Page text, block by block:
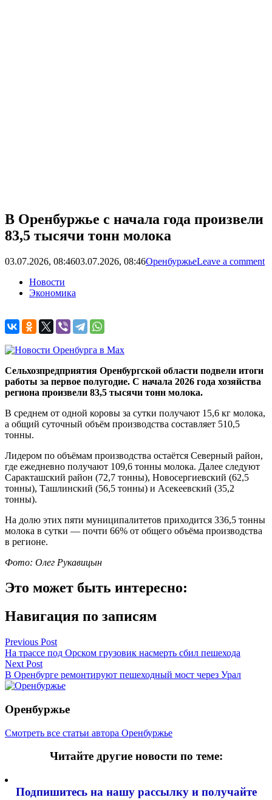
В Оренбуржье с начала года произвели
83,5 тысячи тонн молока
03.07.2026, 08:4603.07.2026, 08:46ОренбуржьеLeave a comment
Новости
Экономика
Сельхозпредприятия Оренбургской области подвели итоги
работы за первое полугодие. С начала 2026 года хозяйства
региона произвели 83,5 тысячи тонн молока.
В среднем от одной коровы за сутки получают 15,6 кг молока,
а общий суточный объём производства составляет 510,5
тонны.
Лидером по объёмам производства остаётся Северный район,
где ежедневно получают 109,6 тонны молока. Далее следуют
Саракташский район (72,7 тонны), Новосергиевский (62,5
тонны), Ташлинский (56,5 тонны) и Асекеевский (35,2
тонны).
На долю этих пяти муниципалитетов приходится 336,5 тонны
молока в сутки — почти 66% от общего объёма производства
в регионе.
Фото: Олег Рукавицын
Это может быть интересно:
Навигация по записям
Previous Post
На трассе под Орском грузовик насмерть сбил пешехода
Next Post
В Оренбурге ремонтируют пешеходный мост через Урал
Оренбуржье
Смотреть все статьи автора Оренбуржье
Читайте другие новости по теме:
Подпишитесь на нашу рассылку и получайте